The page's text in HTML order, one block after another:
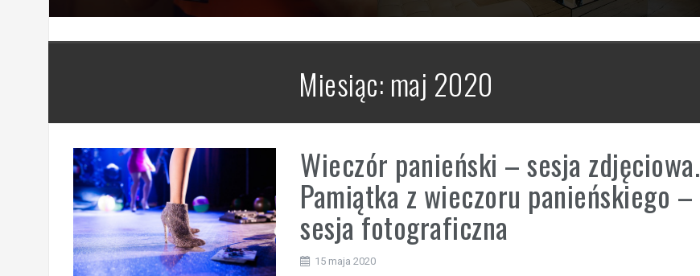
Miesiąc: maj 2020
Wieczór panieński – sesja zdjęciowa.
Pamiątka z wieczoru panieńskiego –
sesja fotograficzna
15 maja 2020